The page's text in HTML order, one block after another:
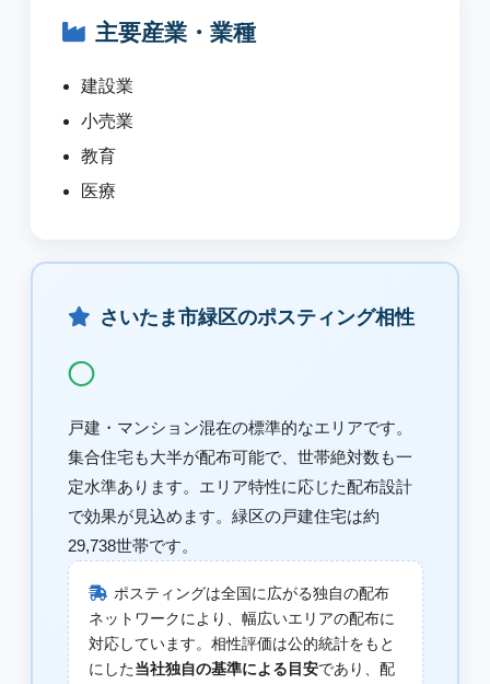
主要産業・業種
建設業
小売業
教育
医療
さいたま市緑区のポスティング相性
◯
戸建・マンション混在の標準的なエリアです。
集合住宅も大半が配布可能で、世帯絶対数も一
定水準あります。エリア特性に応じた配布設計
で効果が見込めます。緑区の戸建住宅は約
29,738世帯です。
ポスティングは全国に広がる独自の配布
ネットワークにより、幅広いエリアの配布に
対応しています。相性評価は公的統計をもと
にした当社独自の基準による目安であり、配